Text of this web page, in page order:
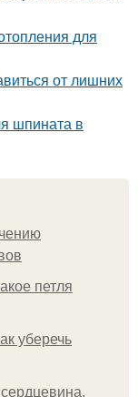
для
от лишних
шпината в
петля
уберечь